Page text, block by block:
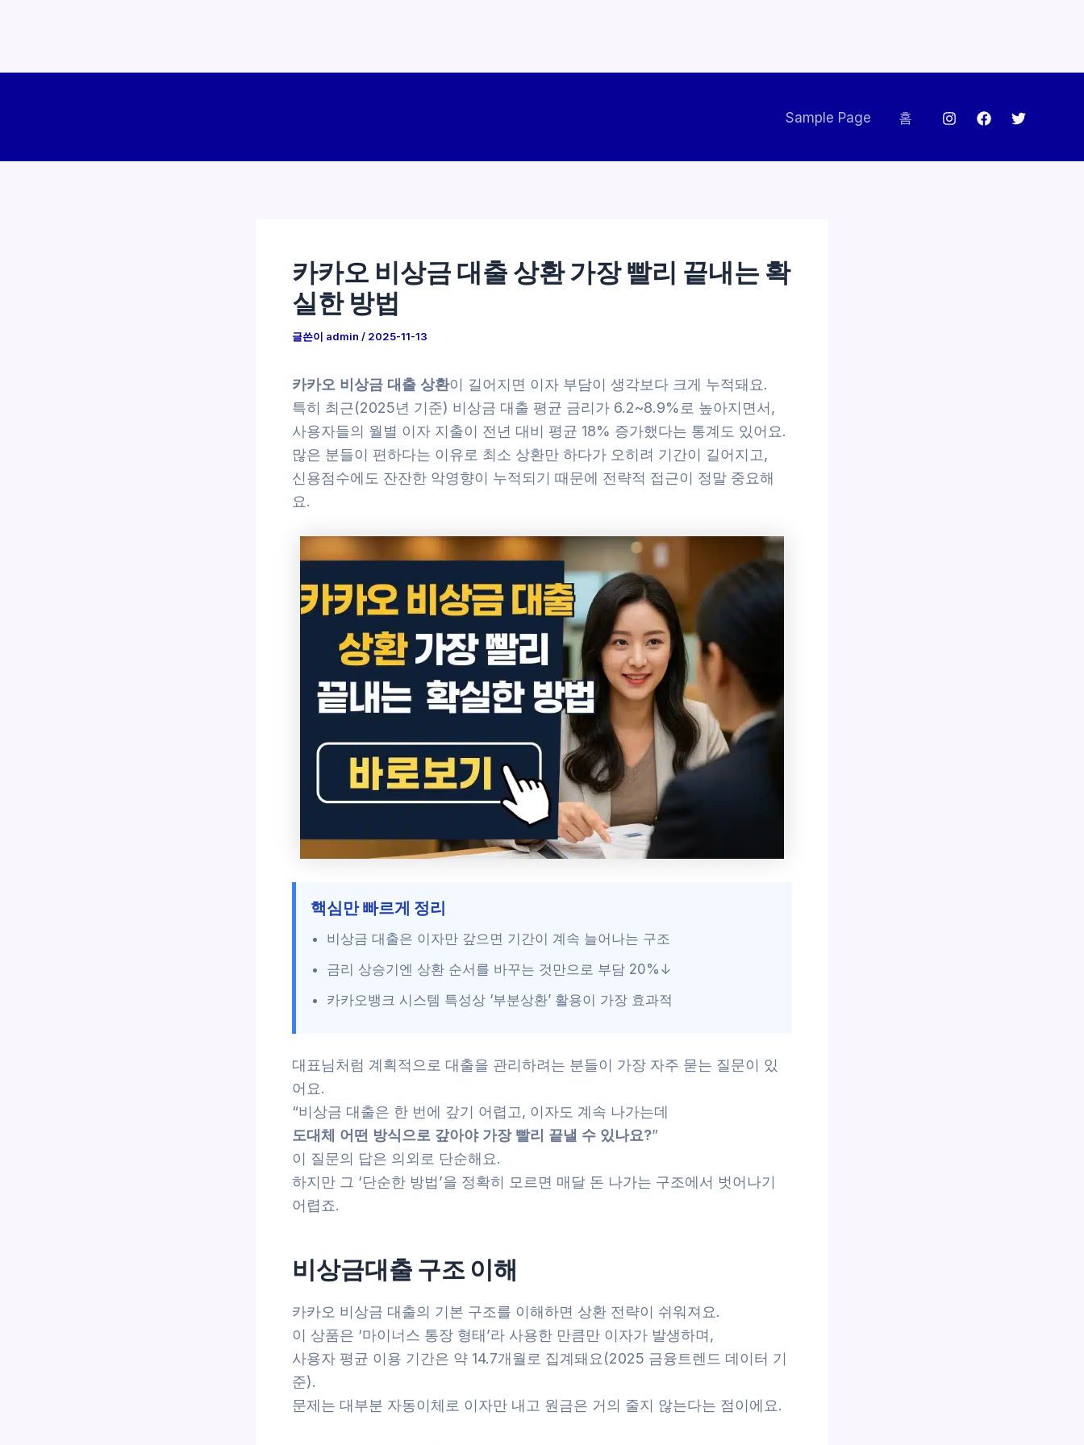
Sample Page 홈
카카오 비상금 대출 상환 가장 빨리 끝내는 확
실한 방법
글쓴이 admin / 2025-11-13
카카오 비상금 대출 상환이 길어지면 이자 부담이 생각보다 크게 누적돼요.
특히 최근(2025년 기준) 비상금 대출 평균 금리가 6.2~8.9%로 높아지면서,
사용자들의 월별 이자 지출이 전년 대비 평균 18% 증가했다는 통계도 있어요.
많은 분들이 편하다는 이유로 최소 상환만 하다가 오히려 기간이 길어지고,
신용점수에도 잔잔한 악영향이 누적되기 때문에 전략적 접근이 정말 중요해
요.
핵심만 빠르게 정리
비상금 대출은 이자만 갚으면 기간이 계속 늘어나는 구조
금리 상승기엔 상환 순서를 바꾸는 것만으로 부담 20%↓
카카오뱅크 시스템 특성상 ‘부분상환’ 활용이 가장 효과적
대표님처럼 계획적으로 대출을 관리하려는 분들이 가장 자주 묻는 질문이 있
어요.
“비상금 대출은 한 번에 갚기 어렵고, 이자도 계속 나가는데
도대체 어떤 방식으로 갚아야 가장 빨리 끝낼 수 있나요?”
이 질문의 답은 의외로 단순해요.
하지만 그 ‘단순한 방법’을 정확히 모르면 매달 돈 나가는 구조에서 벗어나기
어렵죠.
비상금대출 구조 이해
카카오 비상금 대출의 기본 구조를 이해하면 상환 전략이 쉬워져요.
이 상품은 ‘마이너스 통장 형태’라 사용한 만큼만 이자가 발생하며,
사용자 평균 이용 기간은 약 14.7개월로 집계돼요(2025 금융트렌드 데이터 기
준).
문제는 대부분 자동이체로 이자만 내고 원금은 거의 줄지 않는다는 점이에요.